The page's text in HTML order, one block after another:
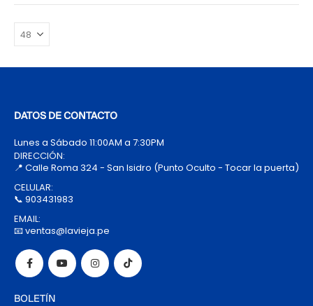
DATOS DE CONTACTO
Lunes a Sábado 11:00AM a 7:30PM
DIRECCIÓN:
📍 Calle Roma 324 - San Isidro (Punto Oculto - Tocar la puerta)
CELULAR:
📞 903431983
EMAIL:
📧 ventas@lavieja.pe
BOLETÍN